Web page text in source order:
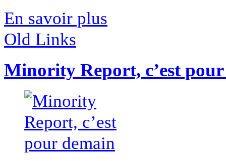
En savoir plus
Old Links
Minority Report, c’est